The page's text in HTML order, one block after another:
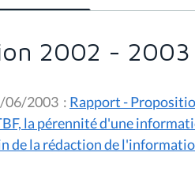
2002 - 2003
06/2003 : Rapport -
la pérennité d'une
de la rédaction de